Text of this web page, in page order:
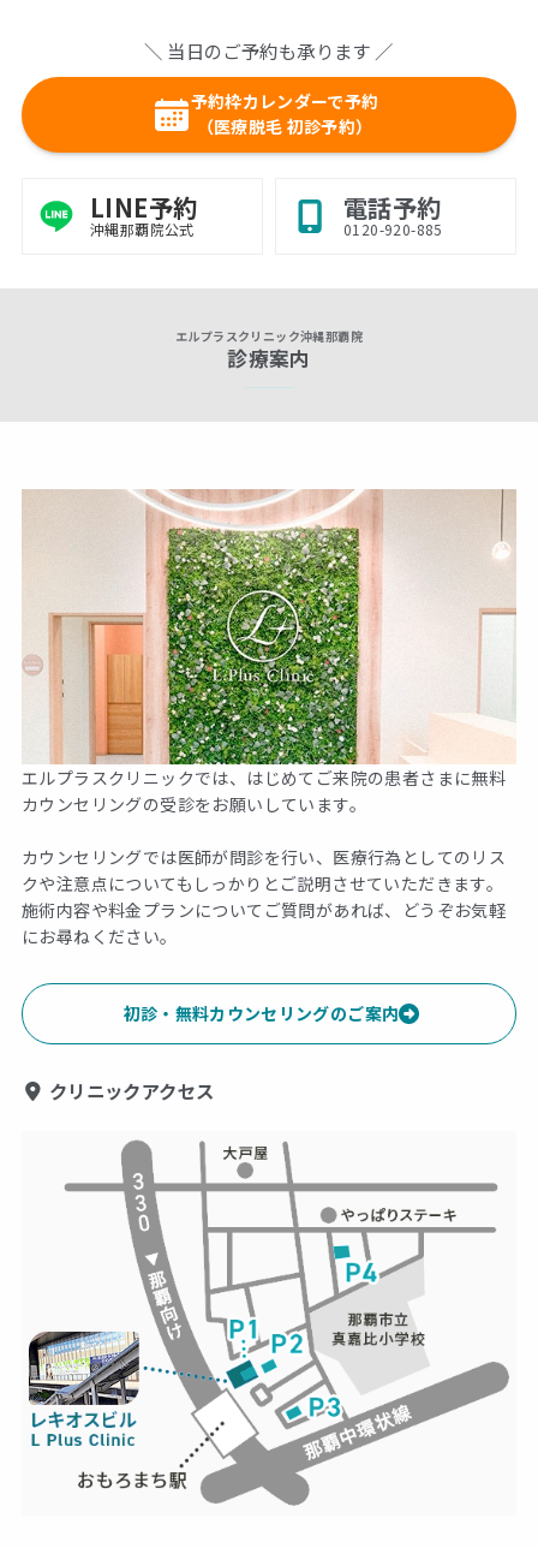
＼ 当日のご予約も承ります ／
予約枠カレンダーで予約
（医療脱毛 初診予約）
LINE予約
沖縄那覇院公式
電話予約
0120-920-885
エルプラスクリニック沖縄那覇院
診療案内
エルプラスクリニックでは、はじめてご来院の患者さまに無料
カウンセリングの受診をお願いしています。
カウンセリングでは医師が問診を行い、医療行為としてのリス
クや注意点についてもしっかりとご説明させていただきます。
施術内容や料金プランについてご質問があれば、どうぞお気軽
にお尋ねください。
初診・無料カウンセリングのご案内
クリニックアクセス